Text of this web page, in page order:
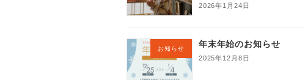
2026年1月24日
お知らせ 年末年始のお知らせ
2025年12月8日